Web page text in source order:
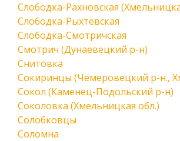
Слободка-Рахновская
Слободка-Рыхтевская
Слободка-Смотричская
Смотрич (Дунаевецкий р-н)
Снитовка
Сокиринцы (Чемеровецкий р-н.,
Сокол (Каменец-Подольский р-н)
Соколовка (Хмельницкая обл.)
Солобковцы
Соломна